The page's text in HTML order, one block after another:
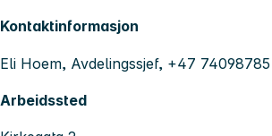
Kontaktinformasjon
Eli Hoem, Avdelingssjef, +47 74098785
Arbeidssted